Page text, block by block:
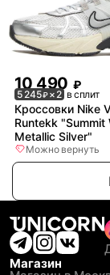
10 490 ₽
5 245₽× 2 в сплит
Кроссовки Nike
Runtekk "Summit
Metallic Silver"
Можно вернуть
Магазин